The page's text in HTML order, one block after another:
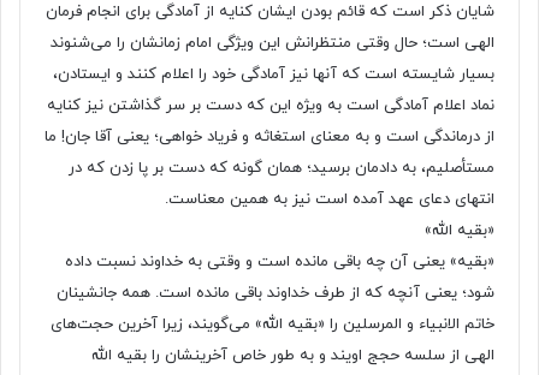
شایان ذکر است که قائم بودن ایشان کنایه از آمادگی برای انجام فرمان
الهی است؛ حال وقتی منتظرانش این ویژگی امام زمانشان را می‌شنوند
بسیار شایسته است که آنها نیز آمادگی خود را اعلام کنند و ایستادن،
نماد اعلام آمادگی است به ویژه این که دست بر سر گذاشتن نیز کنایه
از درماندگی است و به معنای استغاثه و فریاد خواهی؛ یعنی آقا جان! ما
مستأصلیم، به دادمان برسید؛ همان گونه که دست بر پا زدن که در
انتهای دعای عهد آمده است نیز به همین معناست.
«بقیه الله»
«بقیه» یعنی آن چه باقی مانده است و وقتی به خداوند نسبت داده
شود؛ یعنی آنچه که از طرف خداوند باقی مانده است. همه جانشینان
خاتم الانبیاء و المرسلین را «بقیه الله» می‌گویند، زیرا آخرین حجت‌های
الهی از سلسه حجج اویند و به طور خاص آخرینشان را بقیه الله